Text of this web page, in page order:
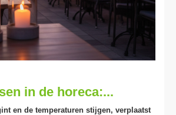
in de horeca:...
en de temperaturen stijgen, verplaatst